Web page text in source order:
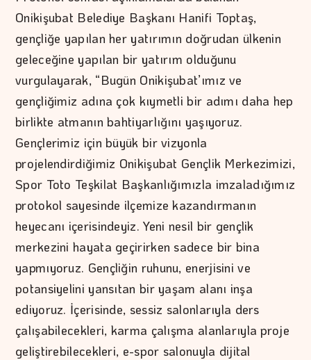
Onikişubat Belediye Başkanı Hanifi Toptaş,
gençliğe yapılan her yatırımın doğrudan ülkenin
geleceğine yapılan bir yatırım olduğunu
vurgulayarak, “Bugün Onikişubat’ımız ve
gençliğimiz adına çok kıymetli bir adımı daha hep
birlikte atmanın bahtiyarlığını yaşıyoruz.
Gençlerimiz için büyük bir vizyonla
projelendirdiğimiz Onikişubat Gençlik Merkezimizi,
Spor Toto Teşkilat Başkanlığımızla imzaladığımız
protokol sayesinde ilçemize kazandırmanın
heyecanı içerisindeyiz. Yeni nesil bir gençlik
merkezini hayata geçirirken sadece bir bina
yapmıyoruz. Gençliğin ruhunu, enerjisini ve
potansiyelini yansıtan bir yaşam alanı inşa
ediyoruz. İçerisinde, sessiz salonlarıyla ders
çalışabilecekleri, karma çalışma alanlarıyla proje
geliştirebilecekleri, e-spor salonuyla dijital